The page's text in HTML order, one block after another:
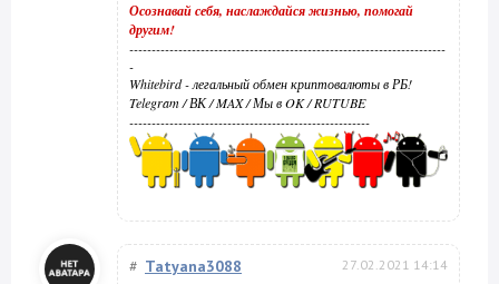
Осознавай себя, наслаждайся жизнью, помогай
другим!
-----------------------------------------------------------------------
-
Whitebird - легальный обмен криптовалюты в РБ!
Telegram/ВК/MAX/Мы в OK/RUTUBE
------------------------------------------------------
# Tatyana3088 27.02.2021 14:14